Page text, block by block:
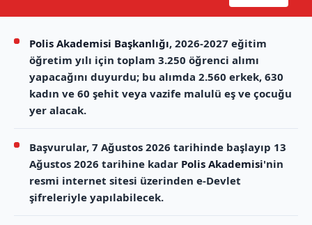
Polis Akademisi Başkanlığı, 2026-2027 eğitim
öğretim yılı için toplam 3.250 öğrenci alımı
yapacağını duyurdu; bu alımda 2.560 erkek, 630
kadın ve 60 şehit veya vazife malulü eş ve çocuğu
yer alacak.
Başvurular, 7 Ağustos 2026 tarihinde başlayıp 13
Ağustos 2026 tarihine kadar Polis Akademisi'nin
resmi internet sitesi üzerinden e-Devlet
şifreleriyle yapılabilecek.